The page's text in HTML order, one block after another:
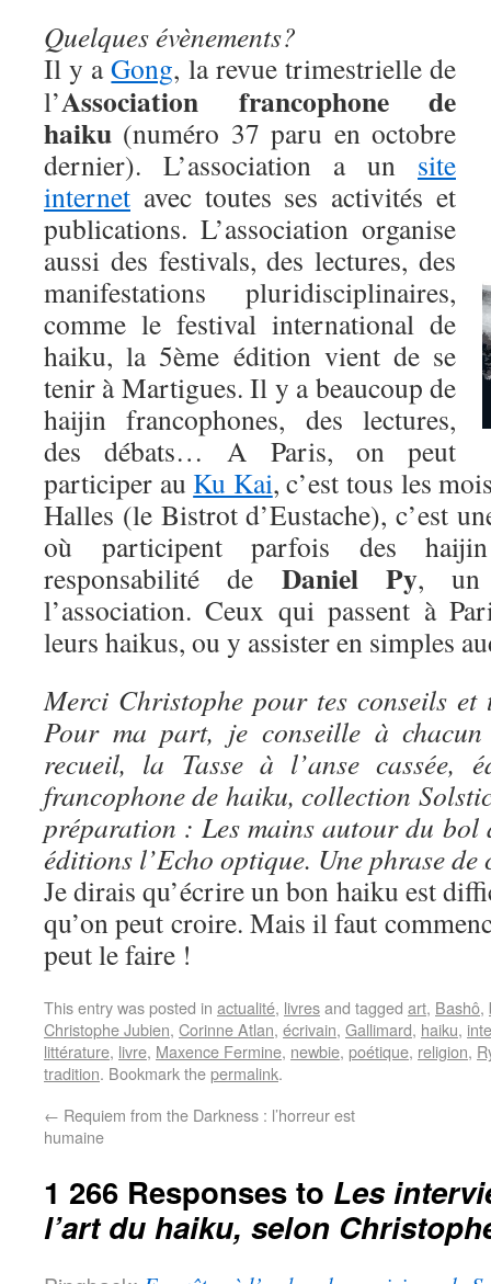
Quelques évènements?
Il y aGong, la revue trimestrielle de
l’Association francophone de
haiku (numéro 37 paru en octobre
dernier). L’association a un site
internet avec toutes ses activités et
publications. L’association organise
aussi des festivals, des lectures, des
manifestations pluridisciplinaires,
comme le festival international de
haiku, la 5ème édition vient de se
tenir à Martigues. Il y a beaucoup de
haijin francophones, des lectures,
des débats… A Paris, on peut
participer au Ku Kai, c’est tous les
Halles (le Bistrot d’Eustache), c’est
où participent parfois des
responsabilité de Daniel Py, un
l’association. Ceux qui passent à
leurs haikus, ou y assister en simples
Merci Christophe pour tes conseils et
Pour ma part, je conseille à
recueil, la Tasse à l’anse cassée,
francophone de haiku, collection
préparation : Les mains autour du bol
éditions l’Echo optique. Une phrase de
Je dirais qu’écrire un bon haiku est
qu’on peut croire. Mais il faut
peut le faire !
This entry was posted in actualité, livresand tagged art, Bashô,
Christophe Jubien, Corinne Atlan, écrivain, Gallimard, haiku,
littérature, livre, Maxence Fermine, newbie, poétique, religion,
tradition. Bookmark thepermalink.
← Requiem from the Darkness : l’horreur est
humaine
1 266 Responses to Les
l’art du haiku, selon